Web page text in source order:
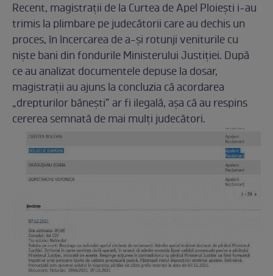
Recent, magistrații de la Curtea de Apel Ploiești i-au
trimis la plimbare pe judecătorii care au dechis un
proces, în încercarea de a-și rotunji veniturile cu
niște bani din fondurile Ministerului Justiției. După
ce au analizat documentele depuse la dosar,
magistrații au ajuns la concluzia că acordarea
„drepturilor bănești” ar fi ilegală, așa că au respins
cererea semnată de mai mulți judecători.